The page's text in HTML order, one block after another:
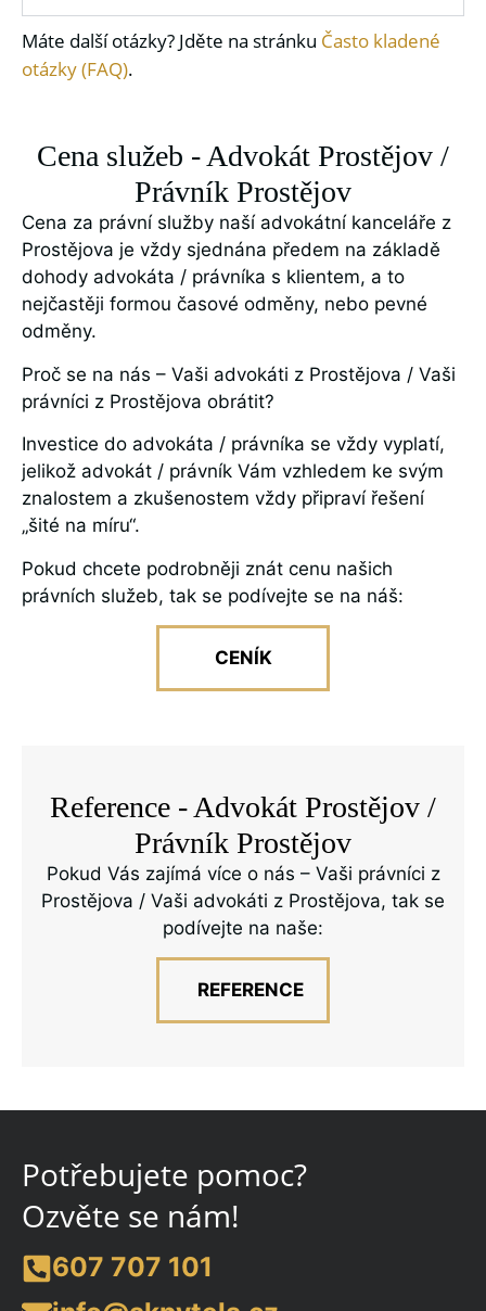
Máte další otázky? Jděte na stránku Často kladené
otázky (FAQ).
Cena služeb - Advokát Prostějov /
Právník Prostějov
Cena za právní služby naší advokátní kanceláře z
Prostějova je vždy sjednána předem na základě
dohody advokáta / právníka s klientem, a to
nejčastěji formou časové odměny, nebo pevné
odměny.
Proč se na nás – Vaši advokáti z Prostějova / Vaši
právníci z Prostějova obrátit?
Investice do advokáta / právníka se vždy vyplatí,
jelikož advokát / právník Vám vzhledem ke svým
znalostem a zkušenostem vždy připraví řešení
„šité na míru“.
Pokud chcete podrobněji znát cenu našich
právních služeb, tak se podívejte se na náš:
CENÍK
Reference - Advokát Prostějov /
Právník Prostějov
Pokud Vás zajímá více o nás – Vaši právníci z
Prostějova / Vaši advokáti z Prostějova, tak se
podívejte na naše:
REFERENCE
Potřebujete pomoc?
Ozvěte se nám!
607 707 101